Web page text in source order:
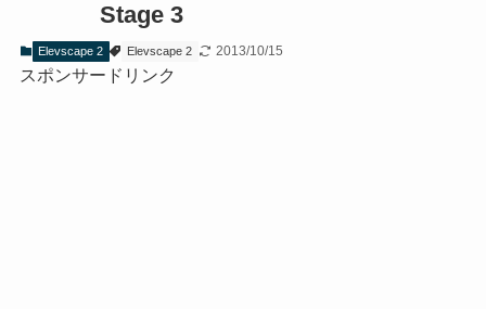
Stage 3
Elevscape 2 Elevscape 2 2013/10/15
スポンサードリンク